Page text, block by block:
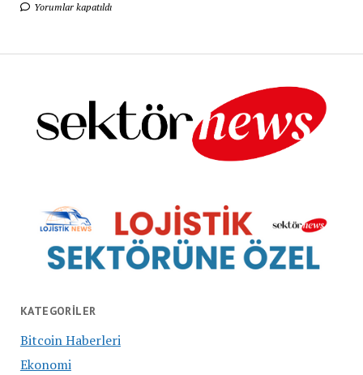
Yorumlar kapatıldı
KATEGORILER
Bitcoin Haberleri
Ekonomi